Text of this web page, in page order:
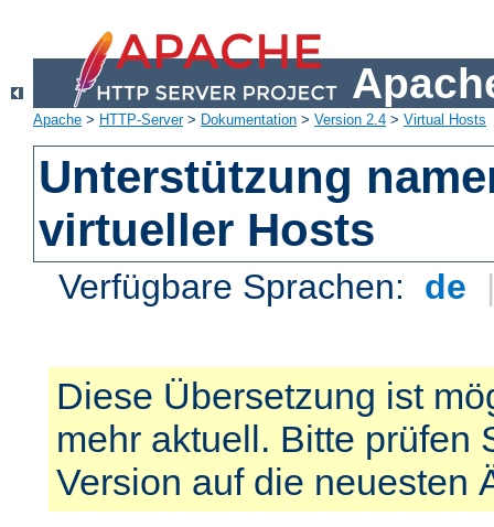
Apache > HTTP-Server> Dokumentation > Version 2.4 > Virtual Hosts
Unterstützung
virtueller Hosts
Verfügbare Sprachen: de
Diese Übersetzung ist
mehr aktuell. Bitte prüfen
Version auf die neuesten